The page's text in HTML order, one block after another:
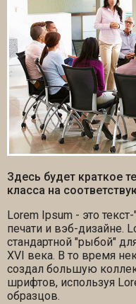
Здесь будет краткое
класса на
Lorem Ipsum - это
печати и вэб-дизайне.
стандартной "рыбой"
XVI века. В то время
создал большую
шрифтов, используя
образцов.